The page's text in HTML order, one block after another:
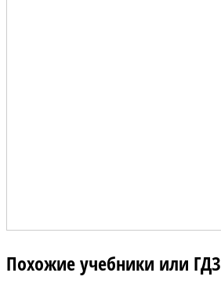
Похожие учебники или ГДЗ